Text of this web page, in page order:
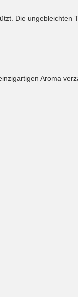
Die ungebleichten
Aroma